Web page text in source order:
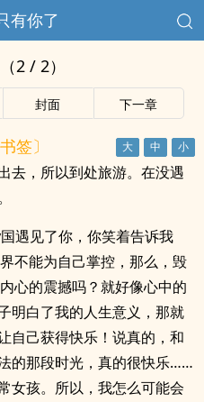
有你了
2 / 2）
封面 下一章
签〕
去，所以到处旅游。在没遇
遇见了你，你笑着告诉我
不能为自己掌控，那么，毁
心的震撼吗？就好像心中的
明白了我的人生意义，那就
己获得快乐！说真的，和
的那段时光，真的很快乐……
女孩。所以，我怎么可能会